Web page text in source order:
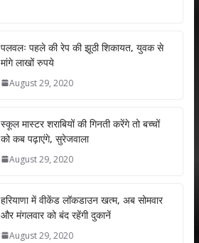
er e
dI
n
l e
पलवलः पहले की रेप की झूठी शिकायत, युवक से
मांगे लाखों रुपये
August 29, 2020
स्कूल मास्टर शराबियों की गिनती करेंगे तो बच्चों
को कब पढ़ाएंगे, सुरेजवाला
August 29, 2020
हरियाणा में वीकेंड लॉकडाउन खत्म, अब सोमवार
और मंगलवार को बंद रहेंगी दुकानें
August 29, 2020